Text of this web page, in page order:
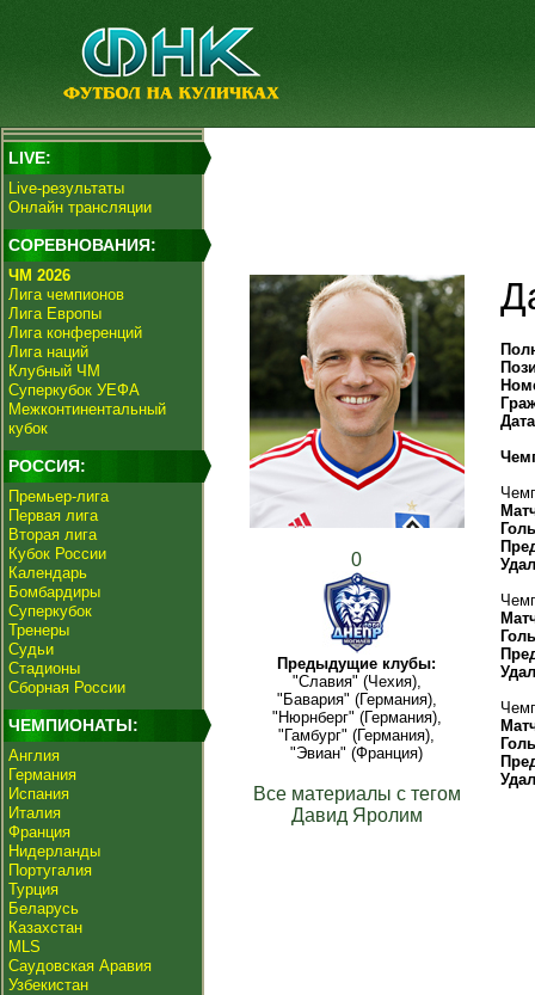
LIVE:
Live-результаты
Онлайн трансляции
СОРЕВНОВАНИЯ:
ЧМ 2026
Лига чемпионов
Лига Европы
Лига конференций
Лига наций
Клубный ЧМ
Суперкубок УЕФА
Межконтинентальный
кубок
РОССИЯ:
Премьер-лига
Первая лига
Вторая лига
Кубок России
Календарь
Бомбардиры
Суперкубок
Тренеры
Судьи
Стадионы
Сборная России
ЧЕМПИОНАТЫ:
Англия
Германия
Испания
Италия
Франция
Нидерланды
Португалия
Турция
Беларусь
Казахстан
MLS
Саудовская Аравия
Узбекистан
0
Предыдущие клубы:
"Славия" (Чехия),
"Бавария" (Германия),
"Нюрнберг" (Германия),
"Гамбург" (Германия),
"Эвиан" (Франция)
Все материалы с тегом
Давид Яролим